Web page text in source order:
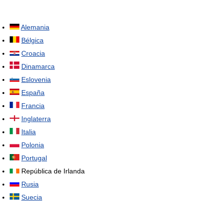
Alemania
Bélgica
Croacia
Dinamarca
Eslovenia
España
Francia
Inglaterra
Italia
Polonia
Portugal
República de Irlanda
Rusia
Suecia